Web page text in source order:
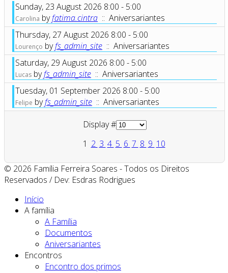
Sunday, 23 August 2026 8:00 - 5:00
Carolina byfatima.cintra :: Aniversariantes
Thursday, 27 August 2026 8:00 - 5:00
Lourenço byfs_admin_site :: Aniversariantes
Saturday, 29 August 2026 8:00 - 5:00
Lucas byfs_admin_site :: Aniversariantes
Tuesday, 01 September 2026 8:00 - 5:00
Felipe byfs_admin_site :: Aniversariantes
Pagination List Limit
Display #
1 2 3 4 5 6 7 8 9 10
© 2026 Família Ferreira Soares - Todos os Direitos
Reservados / Dev: Esdras Rodrigues
Início
A família
A Família
Documentos
Aniversariantes
Encontros
Encontro dos primos